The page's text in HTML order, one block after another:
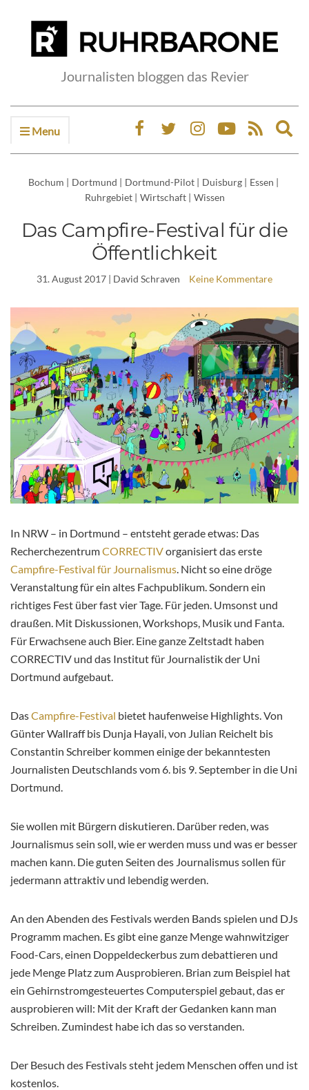
Journalisten bloggen das Revier
Menu
Bochum | Dortmund | Dortmund-Pilot | Duisburg | Essen |
Ruhrgebiet | Wirtschaft | Wissen
Das Campfire-Festival für die
Öffentlichkeit
31. August 2017 | David Schraven Keine Kommentare
In NRW – in Dortmund – entsteht gerade etwas: Das
RecherchezentrumCORRECTIVorganisiert das erste
Campfire-Festival für Journalismus . Nicht so eine dröge
Veranstaltung für ein altes Fachpublikum. Sondern ein
richtiges Fest über fast vier Tage. Für jeden. Umsonst und
draußen. Mit Diskussionen, Workshops, Musik und Fanta.
Für Erwachsene auch Bier. Eine ganze Zeltstadt haben
CORRECTIV und das Institut für Journalistik der Uni
Dortmund aufgebaut.
DasCampfire-Festival bietet haufenweise Highlights. Von
Günter Wallraff bis Dunja Hayali, von Julian Reichelt bis
Constantin Schreiber kommen einige der bekanntesten
Journalisten Deutschlands vom 6. bis 9. September in die Uni
Dortmund.
Sie wollen mit Bürgern diskutieren. Darüber reden, was
Journalismus sein soll, wie er werden muss und was er besser
machen kann. Die guten Seiten des Journalismus sollen für
jedermann attraktiv und lebendig werden.
An den Abenden des Festivals werden Bands spielen und DJs
Programm machen. Es gibt eine ganze Menge wahnwitziger
Food-Cars, einen Doppeldeckerbus zum debattieren und
jede Menge Platz zum Ausprobieren. Brian zum Beispiel hat
ein Gehirnstromgesteuertes Computerspiel gebaut, das er
ausprobieren will: Mit der Kraft der Gedanken kann man
Schreiben. Zumindest habe ich das so verstanden.
Der Besuch des Festivals steht jedem Menschen offen und ist
kostenlos.